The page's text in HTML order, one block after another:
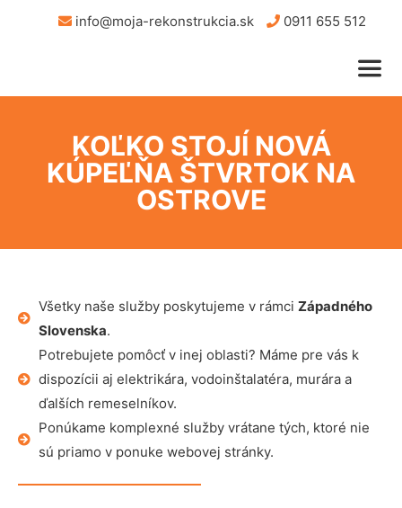
info@moja-rekonstrukcia.sk 0911 655 512
KOĽKO STOJÍ NOVÁ
KÚPEĽŇA ŠTVRTOK NA
OSTROVE
Všetky naše služby poskytujeme v rámci Západného
Slovenska.
Potrebujete pomôcť v inej oblasti? Máme pre vás k
dispozícii aj elektrikára, vodoinštalatéra, murára a
ďalších remeselníkov.
Ponúkame komplexné služby vrátane tých, ktoré nie
sú priamo v ponuke webovej stránky.